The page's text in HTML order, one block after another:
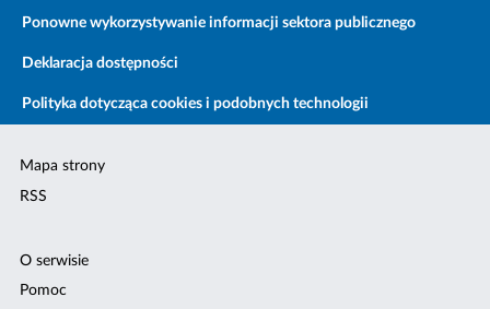
Ponowne wykorzystywanie informacji sektora publicznego
Deklaracja dostępności
Polityka dotycząca cookies i podobnych technologii
Mapa strony
RSS
O serwisie
Pomoc